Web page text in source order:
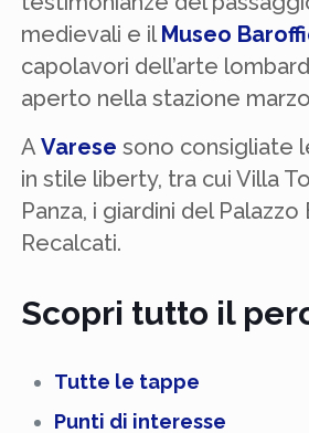
medievali e ilMuseo
capolavori dell’arte
aperto nella stazione
AVarese sono consigliate
in stile liberty, tra cui Villa
Panza, i giardini del
Recalcati.
Scopri tutto il
Tutte le tappe
Punti di interesse